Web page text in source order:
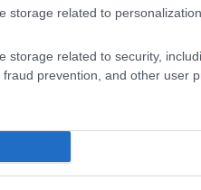
storage related to personalization.
storage related to security,
prevention, and other user